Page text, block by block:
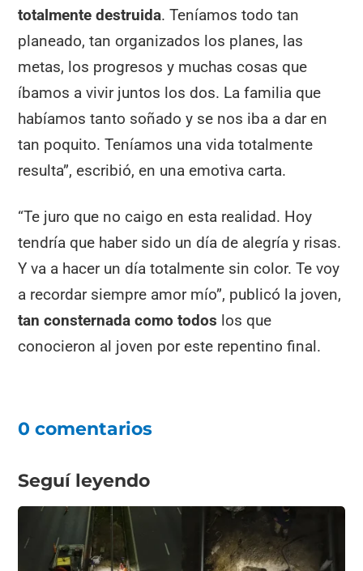
totalmente destruida. Teníamos todo tan
planeado, tan organizados los planes, las
metas, los progresos y muchas cosas que
íbamos a vivir juntos los dos. La familia que
habíamos tanto soñado y se nos iba a dar en
tan poquito. Teníamos una vida totalmente
resulta”, escribió, en una emotiva carta.
“Te juro que no caigo en esta realidad. Hoy
tendría que haber sido un día de alegría y risas.
Y va a hacer un día totalmente sin color. Te voy
a recordar siempre amor mío”, publicó la joven,
tan consternada como todos los que
conocieron al joven por este repentino final.
0 comentarios
Seguí leyendo